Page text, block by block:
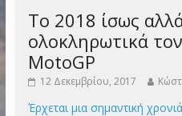
Το 2018 ίσως
ολοκληρωτικά
MotoGP
12 Δεκεμβρίου, 2017
Έρχεται μια σημαντική